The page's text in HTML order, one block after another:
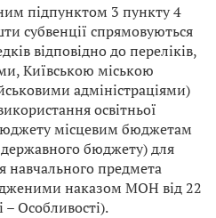
підпунктом 3 пункту 4
субвенції спрямовуються
відповідно до переліків,
Київською міською
адміністраціями)
освітньої
місцевим бюджетам
бюджету) для
навчального предмета
наказом МОН від 22
– Особливості).